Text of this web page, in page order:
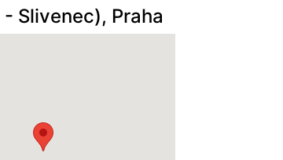
Slivenec), Praha